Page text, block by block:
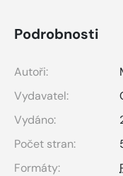
Podrobnosti
Autoři:
Vydavatel:
Vydáno:
Počet stran:
Formáty: